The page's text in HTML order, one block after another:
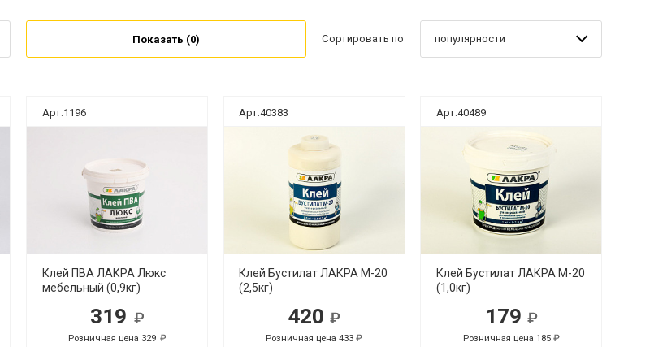
Показать (0) Сортировать по популярности
Арт.1196
Клей ПВА ЛАКРА Люкс
мебельный (0,9кг)
319
Розничная цена 329
Арт.40383
Клей Бустилат ЛАКРА М-20
(2,5кг)
420
Розничная цена 433
Арт.40489
Клей Бустилат ЛАКРА М-20
(1,0кг)
179
руб.
Розничная цена 185
руб.